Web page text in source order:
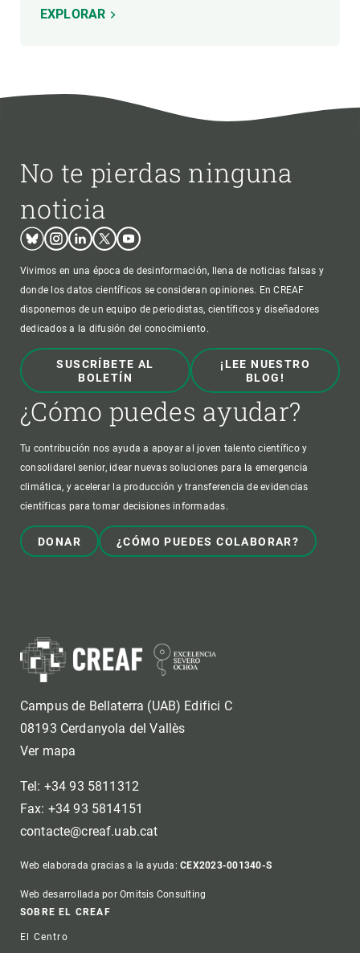
EXPLORAR
No te pierdas ninguna
noticia
BlueskyInstagram
LinkedinTwitterYoutube
Vivimos en una época de desinformación, llena de noticias falsas y
donde los datos científicos se consideran opiniones. En CREAF
disponemos de un equipo de periodistas, científicos y diseñadores
dedicados a la difusión del conocimiento.
SUSCRÍBETE AL
BOLETÍN
¡LEE NUESTRO
BLOG!
¿Cómo puedes ayudar?
Tu contribución nos ayuda a apoyar al joven talento científico y
consolidarel senior, idear nuevas soluciones para la emergencia
climática, y acelerar la producción y transferencia de evidencias
científicas para tomar decisiones informadas.
DONAR ¿CÓMO PUEDES COLABORAR?
Campus de Bellaterra (UAB) Edifici C
08193 Cerdanyola del Vallès
Ver mapa
Tel: +34 93 5811312
Fax: +34 93 5814151
contacte@creaf.uab.cat
Web elaborada gracias a la ayuda:CEX2023-001340-S
Web desarrollada por Omitsis Consulting
Footer
SOBRE EL CREAF
El Centro